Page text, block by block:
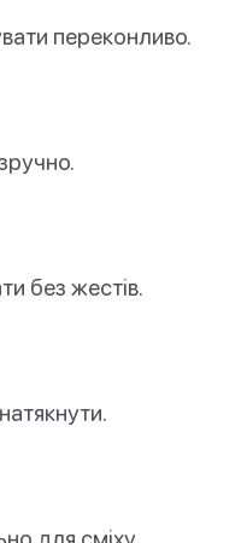
переконливо.
без жестів.
для сміху.